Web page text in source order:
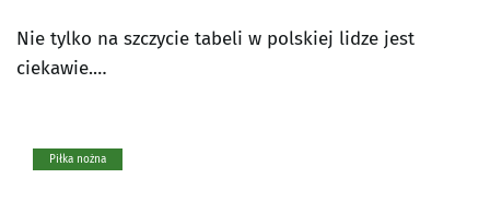
Nie tylko na szczycie tabeli w polskiej lidze jest
ciekawie.…
Piłka nożna